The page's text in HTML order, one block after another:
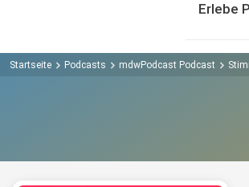
Erlebe
Startseite Podcasts mdwPodcast Podcast